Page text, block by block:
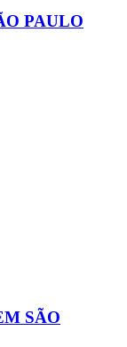
PAULO
SÃO